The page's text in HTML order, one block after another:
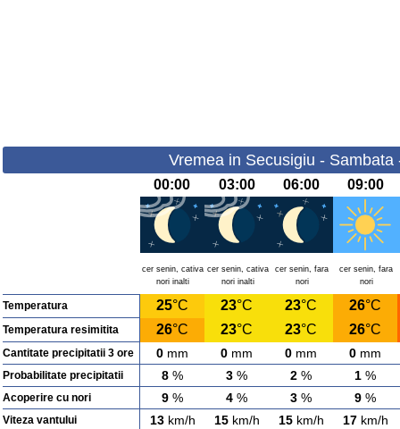
Vremea in Secusigiu - Sambata
00:00 03:00 06:00 09:00
cer senin, cativa
nori inalti
cer senin, cativa
nori inalti
cer senin, fara
nori
cer senin, fara
nori
Temperatura 25°C 23°C 23°C 26°C
Temperatura resimitita 26°C 23°C 23°C 26°C
Cantitate precipitatii 3 ore 0 mm 0 mm 0 mm 0 mm
Probabilitate precipitatii 8 % 3 % 2 % 1 %
Acoperire cu nori 9 % 4 % 3 % 9 %
Viteza vantului 13km/h 15km/h 15km/h 17km/h